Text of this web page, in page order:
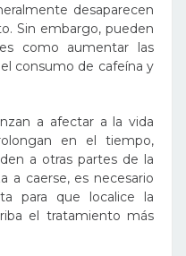
desaparecen
Sin embargo, pueden
como aumentar las
consumo de cafeína y
a afectar a la vida
en el tiempo,
a otras partes de la
a caerse, es necesario
para que localice la
el tratamiento más